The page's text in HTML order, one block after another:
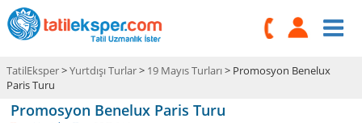
TatilEksper>Yurtdışı Turlar> 19 Mayıs Turları> Promosyon Benelux
Paris Turu
Promosyon Benelux Paris Turu